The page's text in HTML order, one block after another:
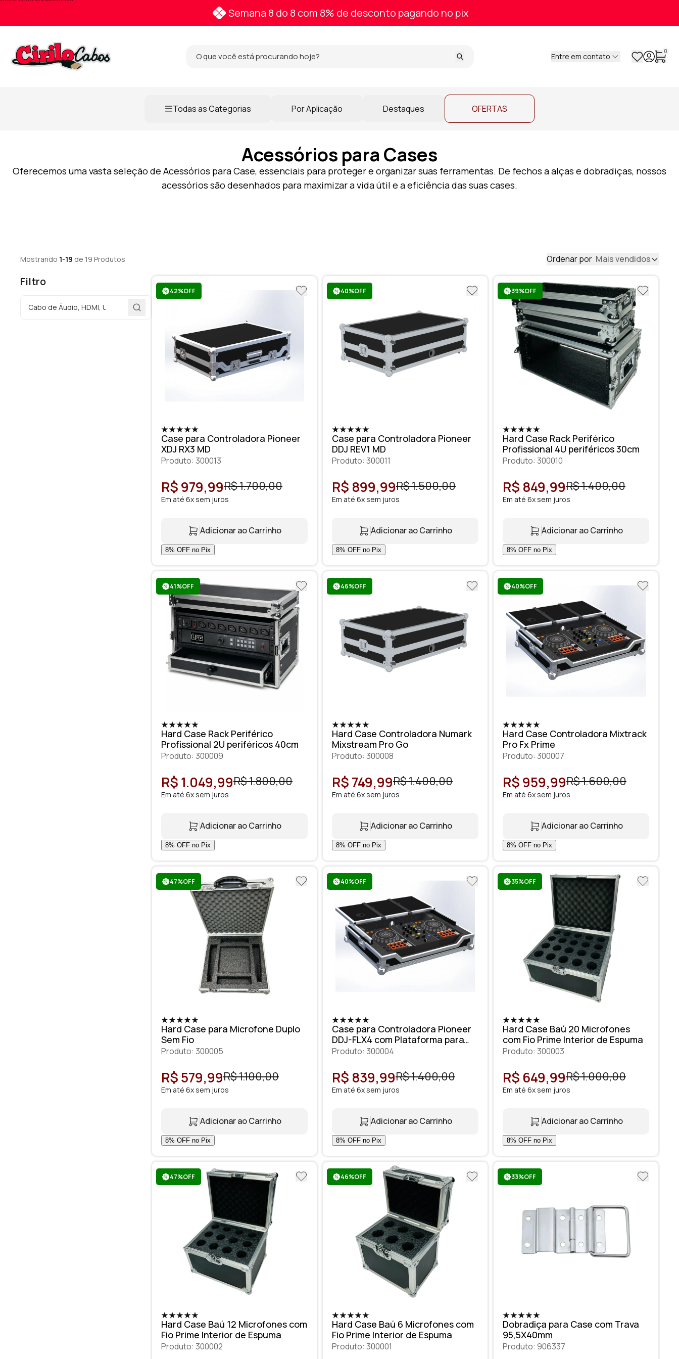
Semana 8 do 8 com 8% de desconto pagando no pix
Entre em contato
0
Todas as Categorias Por Aplicação Destaques OFERTAS
Acessórios para Cases
Oferecemos uma vasta seleção de Acessórios para Case, essenciais para proteger e organizar suas ferramentas. De fechos a alças e dobradiças, nossos
acessórios são desenhados para maximizar a vida útil e a eficiência das suas cases.
Mostrando 1-19 de 19 Produtos Ordenar por Mais vendidos
Filtro
42%OFF
Case para Controladora Pioneer
XDJ RX3 MD
Produto: 300013
R$ 979,99R$ 1.700,00
Em até 6x sem juros
Adicionar ao Carrinho
40%OFF
Case para Controladora Pioneer
DDJ REV1 MD
Produto: 300011
R$ 899,99R$ 1.500,00
Em até 6x sem juros
Adicionar ao Carrinho
39%OFF
Hard Case Rack Periférico
Profissional 4U periféricos 30cm
Produto: 300010
R$ 849,99R$ 1.400,00
Em até 6x sem juros
Adicionar ao Carrinho
41%OFF
Hard Case Rack Periférico
Profissional 2U periféricos 40cm
Produto: 300009
R$ 1.049,99R$ 1.800,00
Em até 6x sem juros
Adicionar ao Carrinho
46%OFF
Hard Case Controladora Numark
Mixstream Pro Go
Produto: 300008
R$ 749,99R$ 1.400,00
Em até 6x sem juros
Adicionar ao Carrinho
40%OFF
Hard Case Controladora Mixtrack
Pro Fx Prime
Produto: 300007
R$ 959,99R$ 1.600,00
Em até 6x sem juros
Adicionar ao Carrinho
47%OFF
Hard Case para Microfone Duplo
Sem Fio
Produto: 300005
R$ 579,99R$ 1.100,00
Em até 6x sem juros
Adicionar ao Carrinho
40%OFF
Case para Controladora Pioneer
DDJ-FLX4 com Plataforma para
Notebook
Produto: 300004
R$ 839,99R$ 1.400,00
Em até 6x sem juros
Adicionar ao Carrinho
35%OFF
Hard Case Baú 20 Microfones
com Fio Prime Interior de Espuma
Produto: 300003
R$ 649,99R$ 1.000,00
Em até 6x sem juros
Adicionar ao Carrinho
47%OFF
Hard Case Baú 12 Microfones com
Fio Prime Interior de Espuma
Produto: 300002
46%OFF
Hard Case Baú 6 Microfones com
Fio Prime Interior de Espuma
Produto: 300001
33%OFF
Dobradiça para Case com Trava
95,5X40mm
Produto: 906337